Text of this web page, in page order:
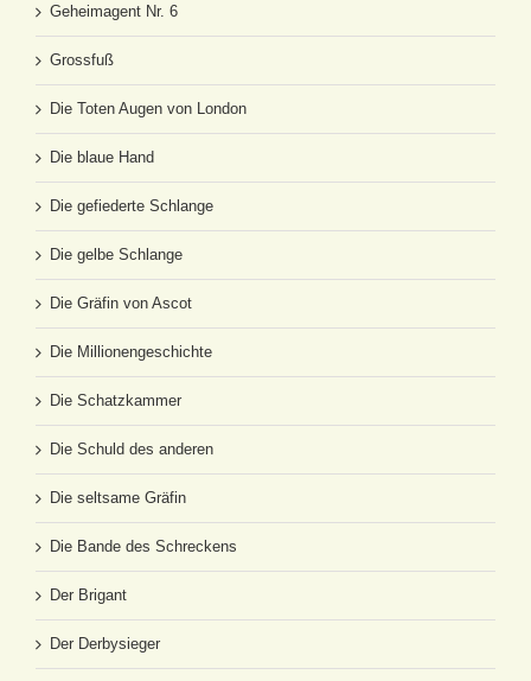
Geheimagent Nr. 6
Grossfuß
Die Toten Augen von London
Die blaue Hand
Die gefiederte Schlange
Die gelbe Schlange
Die Gräfin von Ascot
Die Millionengeschichte
Die Schatzkammer
Die Schuld des anderen
Die seltsame Gräfin
Die Bande des Schreckens
Der Brigant
Der Derbysieger